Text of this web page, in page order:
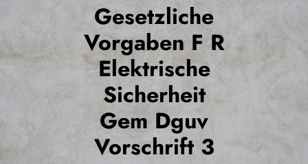
Gesetzliche
Vorgaben F R
Elektrische
Sicherheit
Gem Dguv
Vorschrift 3